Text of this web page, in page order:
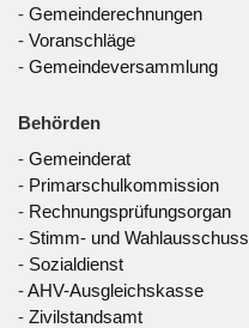
- Gemeinderechnungen
- Voranschläge
- Gemeindeversammlung
Behörden
- Gemeinderat
- Primarschulkommission
- Rechnungsprüfungsorgan
- Stimm- und Wahlausschuss
- Sozialdienst
-AHV-Ausgleichskasse
- Zivilstandsamt